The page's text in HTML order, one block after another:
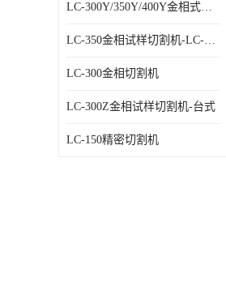
LC-300Y/350Y/400Y金相式样切割机
LC-350金相试样切割机-LC-350Z
LC-300金相切割机
LC-300Z金相试样切割机-台式
LC-150精密切割机